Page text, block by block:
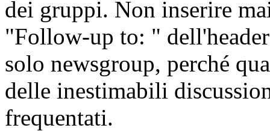
dei gruppi. Non inserire
"Follow-up to: "
solo newsgroup, perché
delle inestimabili
frequentati.